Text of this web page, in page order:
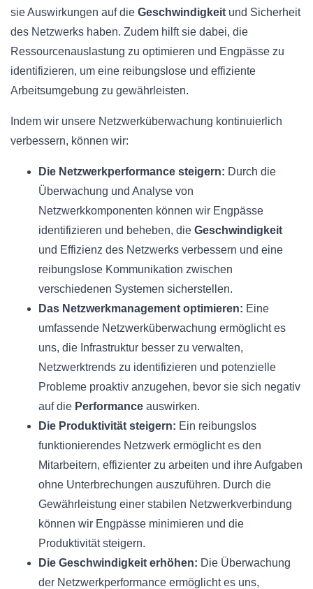
sie Auswirkungen auf die Geschwindigkeit und Sicherheit
des Netzwerks haben. Zudem hilft sie dabei, die
Ressourcenauslastung zu optimieren und Engpässe zu
identifizieren, um eine reibungslose und effiziente
Arbeitsumgebung zu gewährleisten.
Indem wir unsere Netzwerküberwachung kontinuierlich
verbessern, können wir:
Die Netzwerkperformance steigern: Durch die
Überwachung und Analyse von
Netzwerkkomponenten können wir Engpässe
identifizieren und beheben, die Geschwindigkeit
und Effizienz des Netzwerks verbessern und eine
reibungslose Kommunikation zwischen
verschiedenen Systemen sicherstellen.
Das Netzwerkmanagement optimieren: Eine
umfassende Netzwerküberwachung ermöglicht es
uns, die Infrastruktur besser zu verwalten,
Netzwerktrends zu identifizieren und potenzielle
Probleme proaktiv anzugehen, bevor sie sich negativ
auf die Performance auswirken.
Die Produktivität steigern: Ein reibungslos
funktionierendes Netzwerk ermöglicht es den
Mitarbeitern, effizienter zu arbeiten und ihre Aufgaben
ohne Unterbrechungen auszuführen. Durch die
Gewährleistung einer stabilen Netzwerkverbindung
können wir Engpässe minimieren und die
Produktivität steigern.
Die Geschwindigkeit erhöhen: Die Überwachung
der Netzwerkperformance ermöglicht es uns,